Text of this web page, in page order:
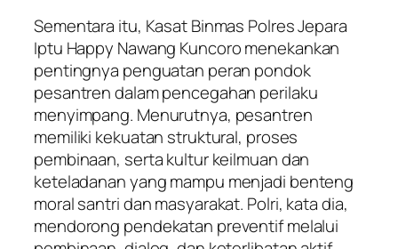
Sementara itu, Kasat Binmas Polres Jepara
Iptu Happy Nawang Kuncoro menekankan
pentingnya penguatan peran pondok
pesantren dalam pencegahan perilaku
menyimpang. Menurutnya, pesantren
memiliki kekuatan struktural, proses
pembinaan, serta kultur keilmuan dan
keteladanan yang mampu menjadi benteng
moral santri dan masyarakat. Polri, kata dia,
mendorong pendekatan preventif melalui